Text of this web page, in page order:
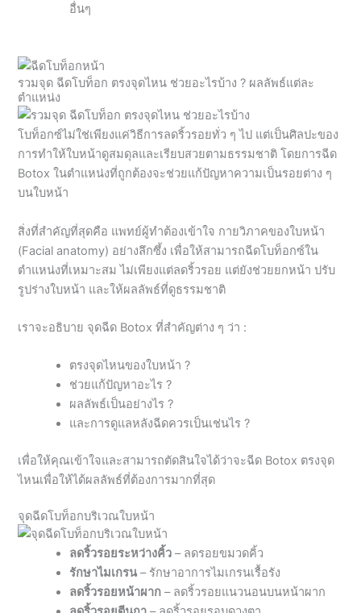
อื่นๆ
รวมจุด ฉีดโบท็อก ตรงจุดไหน ช่วยอะไรบ้าง ? ผลลัพธ์แต่ละ
ตำแหน่ง
โบท็อกซ์ไม่ใช่เพียงแค่วิธีการลดริ้วรอยทั่ว ๆ ไป แต่เป็นศิลปะของ
การทำให้ใบหน้าดูสมดุลและเรียบสวยตามธรรมชาติ โดยการฉีด
Botox ในตำแหน่งที่ถูกต้องจะช่วยแก้ปัญหาความเป็นรอยต่าง ๆ
บนใบหน้า
สิ่งที่สำคัญที่สุดคือ แพทย์ผู้ทำต้องเข้าใจ กายวิภาคของใบหน้า
(Facial anatomy) อย่างลึกซึ้ง เพื่อให้สามารถฉีดโบท็อกซ์ใน
ตำแหน่งที่เหมาะสม ไม่เพียงแต่ลดริ้วรอย แต่ยังช่วยยกหน้า ปรับ
รูปร่างใบหน้า และให้ผลลัพธ์ที่ดูธรรมชาติ
เราจะอธิบาย จุดฉีด Botox ที่สำคัญต่าง ๆ ว่า :
ตรงจุดไหนของใบหน้า ?
ช่วยแก้ปัญหาอะไร ?
ผลลัพธ์เป็นอย่างไร ?
และการดูแลหลังฉีดควรเป็นเช่นไร ?
เพื่อให้คุณเข้าใจและสามารถตัดสินใจได้ว่าจะฉีด Botox ตรงจุด
ไหนเพื่อให้ได้ผลลัพธ์ที่ต้องการมากที่สุด
จุดฉีดโบท็อกบริเวณใบหน้า
ลดริ้วรอยระหว่างคิ้ว – ลดรอยขมวดคิ้ว
รักษาไมเกรน – รักษาอาการไมเกรนเรื้อรัง
ลดริ้วรอยหน้าผาก – ลดริ้วรอยแนวนอนบนหน้าผาก